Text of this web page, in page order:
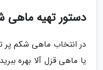
دستور تهیه ماهی
در انتخاب ماهی شکم پر
یا ماهی قزل آلا بهره